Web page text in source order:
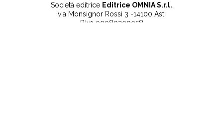
Società editrice Editrice OMNIA S.r.l.
via Monsignor Rossi 3 -14100 Asti
P.Iva 00080200058